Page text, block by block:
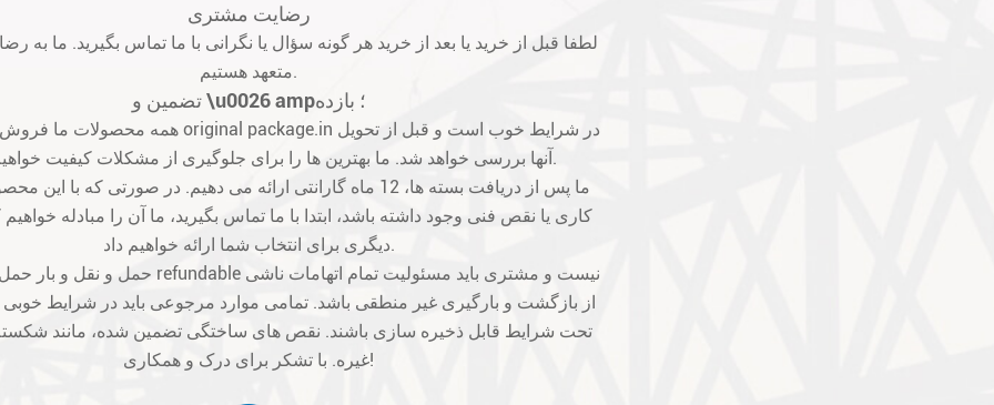
رضایت مشتری
متعهد هستیم.
تضمین و \u0026 amp؛ بازده
آنها بررسی خواهد شد. ما بهترین ها را برای جلوگیری از مشکلات کیفیت خواهیم گرفت.
کاری یا نقص فنی وجود داشته باشد، ابتدا با ما تماس بگیرید، ما آن را مبادله
دیگری برای انتخاب شما ارائه خواهیم داد.
از بازگشت و بارگیری غیر منطقی باشد. تمامی موارد مرجوعی باید در شرایط خوبی
تحت شرایط قابل ذخیره سازی باشند. نقص های ساختگی تضمین شده، مانند
غیره. با تشکر برای درک و همکاری!